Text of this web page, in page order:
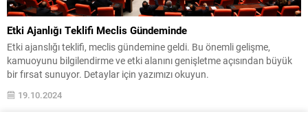
Etki Ajanlığı Teklifi Meclis Gündeminde
Etki ajanslığı teklifi, meclis gündemine geldi. Bu önemli gelişme,
kamuoyunu bilgilendirme ve etki alanını genişletme açısından büyük
bir fırsat sunuyor. Detaylar için yazımızı okuyun.
19.10.2024